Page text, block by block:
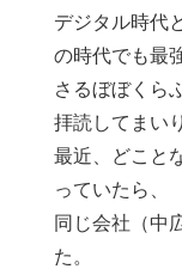
デジタル時代
の時代でも最
さるぼぼくら
拝読してまい
最近、どこと
っていたら、
同じ会社（中
た。